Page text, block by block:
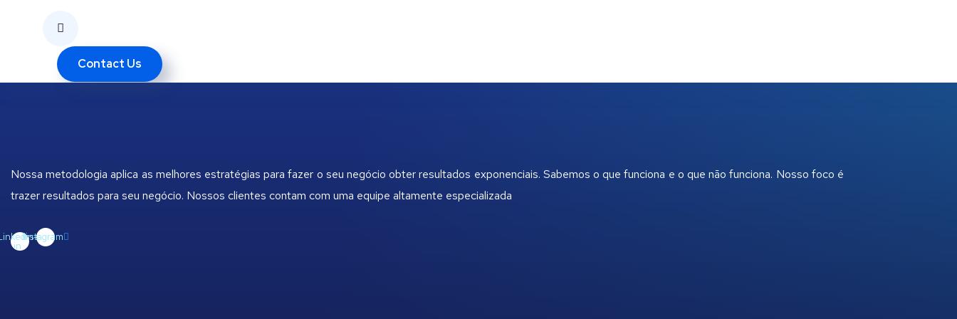
Contact Us
Nossa metodologia aplica as melhores estratégias para fazer o seu negócio obter resultados exponenciais. Sabemos o que funciona e o que não funciona. Nosso foco é
trazer resultados para seu negócio. Nossos clientes contam com uma equipe altamente especializada
in
Instagram